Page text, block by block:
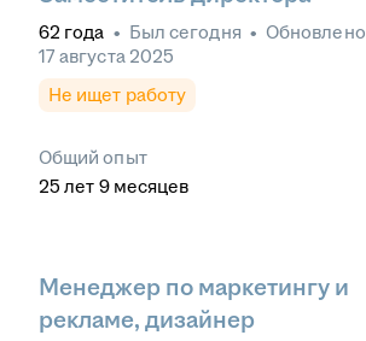
62 года • Был сегодня • Обновлено
17 августа 2025
Не ищет работу
Общий опыт
25 лет 9 месяцев
Менеджер по маркетингу и
рекламе, дизайнер